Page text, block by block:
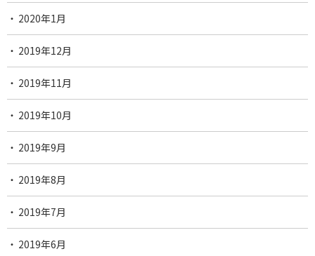
2020年1月
2019年12月
2019年11月
2019年10月
2019年9月
2019年8月
2019年7月
2019年6月